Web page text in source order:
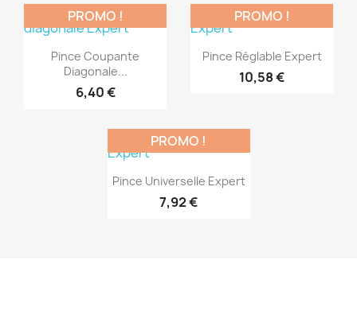
Aperçu rapide
Pince Coupante
Diagonale...
6,40 €
(1)
PROMO !
Aperçu rapide
Pince Réglable Expert
10,58 €
(1)
PROMO !
 Aperçu rapide
Pince Universelle Expert
7,92 €
(1)
PROMO !